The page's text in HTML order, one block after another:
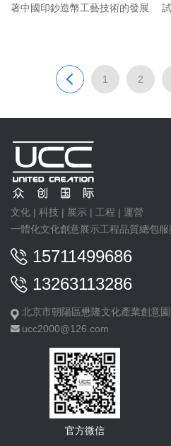
著中國印鈔造幣工藝技術的發展
1
2
文化 | 科技 | 展示 | 工程 | 運營
一體化文化創意展示工程品質總包服
15711499686
13263113286
北京市朝陽區懋隆文化產業創意
ucc2000@126.com
官方微信